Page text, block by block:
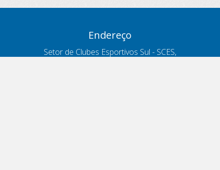
Endereço
Setor de Clubes Esportivos Sul - SCES,